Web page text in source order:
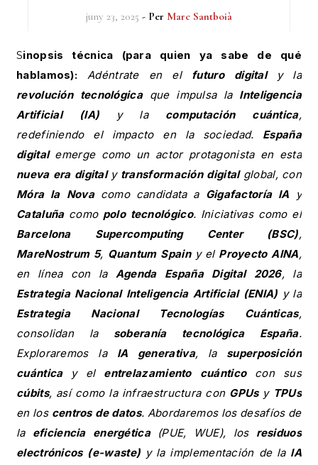
juny 23, 2025 - Per Marc Santboià
Sinopsis técnica (para quien ya sabe de qué
hablamos):
Adéntrate en el futuro digitaly la
revolución tecnológicaque impulsa la Inteligencia
Artificial (IA) y la computación cuántica,
redefiniendo el impacto en la sociedad. España
digitalemerge como un actor protagonista en esta
nueva era digitaly transformación digitalglobal, con
Móra la Novacomo candidata a Gigafactoría IA y
Cataluñacomo polo tecnológico. Iniciativas como el
Barcelona Supercomputing Center (BSC),
MareNostrum 5, Quantum Spainy el Proyecto AINA,
en línea con la Agenda España Digital 2026, la
Estrategia Nacional Inteligencia Artificial (ENIA) y la
Estrategia Nacional Tecnologías Cuánticas,
consolidan la soberanía tecnológica España.
Exploraremos la IA generativa, la superposición
cuánticay el entrelazamiento cuánticocon sus
cúbits, así como la infraestructura con GPUsy TPUs
en los centros de datos. Abordaremos los desafíos de
la eficiencia energética(PUE, WUE), los residuos
electrónicos (e-waste) y la implementación de la IA